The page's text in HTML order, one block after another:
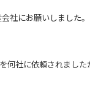
社にお願いしました
何社に依頼されました